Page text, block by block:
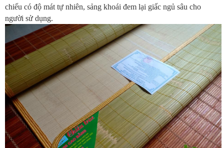
chiếu có độ mát tự nhiên, sảng khoái đem lại giấc ngủ sâu cho
người sử dụng.